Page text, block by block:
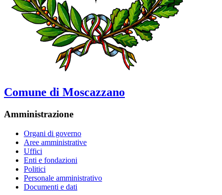
Comune di Moscazzano
Amministrazione
Organi di governo
Aree amministrative
Uffici
Enti e fondazioni
Politici
Personale amministrativo
Documenti e dati